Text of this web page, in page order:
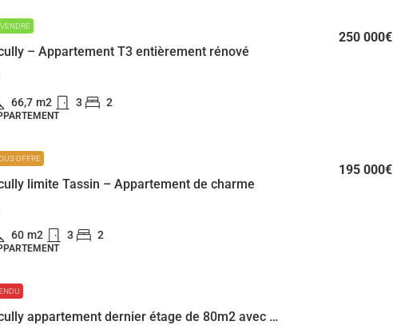
– Appartement T3 entièrement rénové
250 000€
66,7 m2 3 2
OFFRE
limite Tassin – Appartement de charme
195 000€
60 m2 3 2
Ecully appartement dernier étage de 80m2 avec vue dégagée